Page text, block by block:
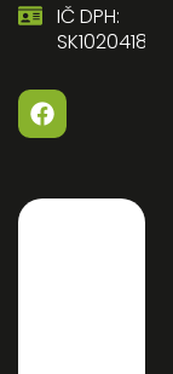
IČ DPH:
SK1020418058